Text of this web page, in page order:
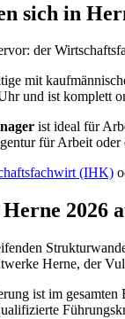
sich in
der
mit
und ist
ist ideal für
für Arbeit oder
(IHK)
2026
Herne, der
ist im